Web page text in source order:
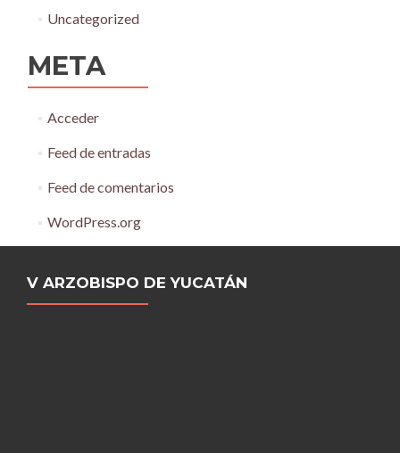
Uncategorized
META
Acceder
Feed de entradas
Feed de comentarios
WordPress.org
V ARZOBISPO DE YUCATÁN